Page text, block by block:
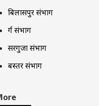
बिलासपुर संभाग
दुर्ग संभाग
सरगुजा संभाग
बस्तर संभाग